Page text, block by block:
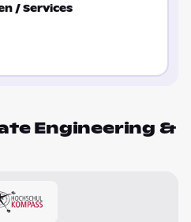
/ Services
Engineering &